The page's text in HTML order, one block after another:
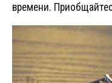
времени.